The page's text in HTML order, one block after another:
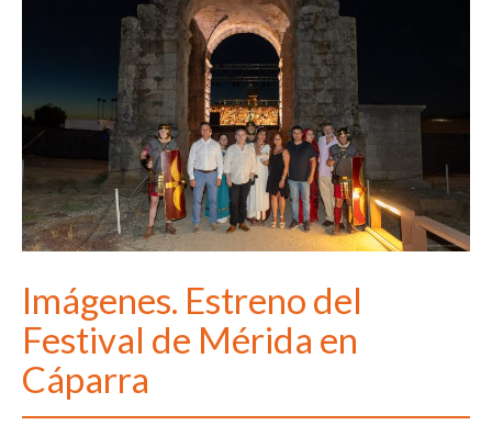
Imágenes. Estreno del
Festival de Mérida en
Cáparra